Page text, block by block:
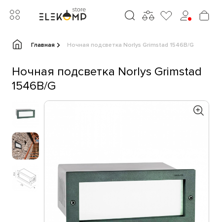
Главная Ночная подсветка Norlys Grimstad 1546B/G
Ночная подсветка Norlys Grimstad
1546B/G